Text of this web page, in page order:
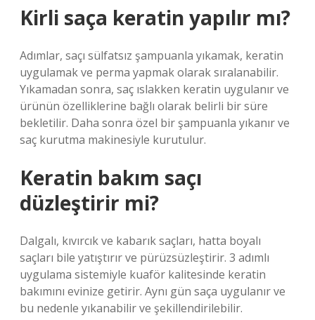
Kirli saça keratin yapılır mı?
Adımlar, saçı sülfatsız şampuanla yıkamak, keratin
uygulamak ve perma yapmak olarak sıralanabilir.
Yıkamadan sonra, saç ıslakken keratin uygulanır ve
ürünün özelliklerine bağlı olarak belirli bir süre
bekletilir. Daha sonra özel bir şampuanla yıkanır ve
saç kurutma makinesiyle kurutulur.
Keratin bakım saçı
düzleştirir mi?
Dalgalı, kıvırcık ve kabarık saçları, hatta boyalı
saçları bile yatıştırır ve pürüzsüzleştirir. 3 adımlı
uygulama sistemiyle kuaför kalitesinde keratin
bakımını evinize getirir. Aynı gün saça uygulanır ve
bu nedenle yıkanabilir ve şekillendirilebilir.